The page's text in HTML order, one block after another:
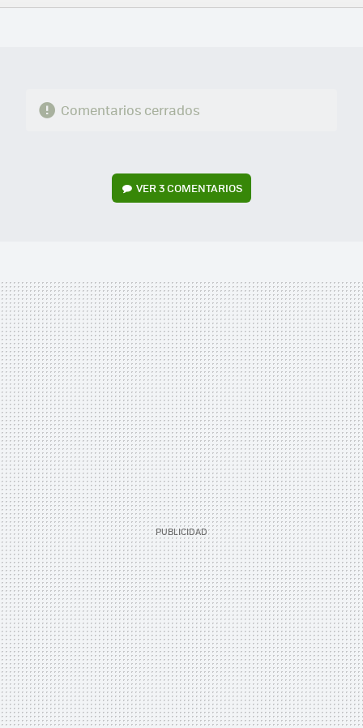
FACEBOOK
TWITTERFLIPBOARD
E-
WHATSAPP
Comentarios cerrados
VER3 COMENTARIOS